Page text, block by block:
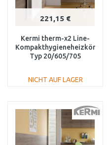
221,15 €
Kermi therm-x2 Line-
Kompakthygieneheizkörper
Typ 20/605/705
NICHT AUF LAGER
Vergleichen